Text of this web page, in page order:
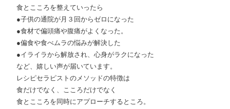
食とこころを整えていったら
●子供の通院が月３回からゼロになった
●食材で偏頭痛や腹痛がよくなった。
●偏食や食べムラの悩みが解決した
●イライラから解放され、心身がラクになった
など、嬉しい声が届いています。
レシピセラピストのメソッドの特徴は
食だけでなく、こころだけでなく
食とこころを同時にアプローチするところ。